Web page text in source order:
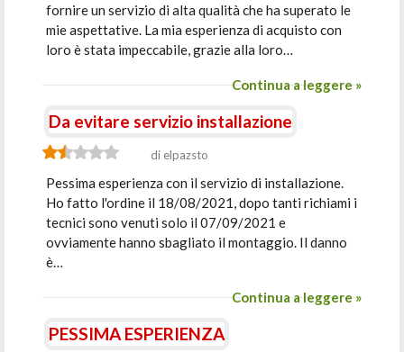
fornire un servizio di alta qualità che ha superato le
mie aspettative. La mia esperienza di acquisto con
loro è stata impeccabile, grazie alla loro…
Continua a leggere »
Da evitare servizio installazione
di elpazsto
Pessima esperienza con il servizio di installazione.
Ho fatto l'ordine il 18/08/2021, dopo tanti richiami i
tecnici sono venuti solo il 07/09/2021 e
ovviamente hanno sbagliato il montaggio. Il danno
è…
Continua a leggere »
PESSIMA ESPERIENZA